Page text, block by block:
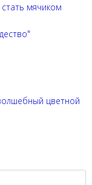
мячиком
цветной